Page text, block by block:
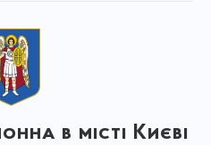
в місті Києві